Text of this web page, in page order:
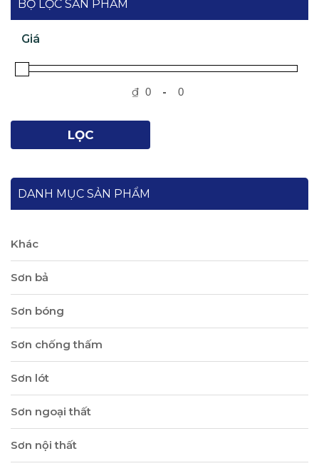
BỘ LỌC SẢN PHẨM
Giá
₫ -
LỌC
DANH MỤC SẢN PHẨM
Khác
Sơn bả
Sơn bóng
Sơn chống thấm
Sơn lót
Sơn ngoại thất
Sơn nội thất